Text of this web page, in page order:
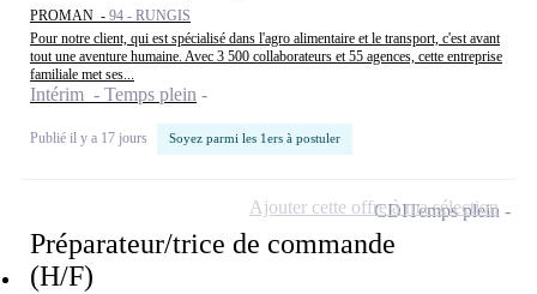
PROMAN - 94 - RUNGIS
Pour notre client, qui est spécialisé dans l'agro alimentaire et le transport, c'est avant
tout une aventure humaine. Avec 3 500 collaborateurs et 55 agences, cette entreprise
familiale met ses...
Intérim - Temps plein
Publié il y a 17 jours Soyez parmi les 1ers à postuler
Préparateur/trice de commande
(H/F)
CDITemps plein
Ajouter cette offre à ma sélection